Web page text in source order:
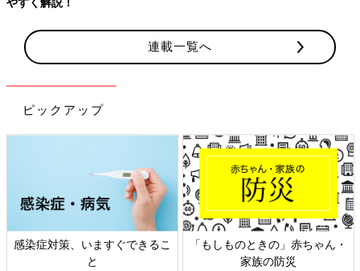
連載一覧へ
ピックアップ
日本外来小児科学会リーフレッ
ト検討会
六星占術 細木かおりさんの人生
相談